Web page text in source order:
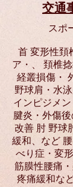
交通
スポ
首 変形性頚
ア・、 頚椎
経叢損傷・
野球肩・水
インピジメ
腱炎・外傷
改善 肘 野球
緩和、など
べり症・変
筋膜性腰痛
疼痛緩和な